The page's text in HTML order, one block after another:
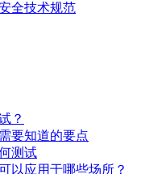
全技术规范
？
要知道的要点
测试
以应用于哪些场所？